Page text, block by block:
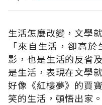
生活怎麼改變，文學
「來自生活，卻高
影，也是生活的反省
是生活，表現在文學
好像《紅樓夢》的賈
笑的生活，頓悟出家。